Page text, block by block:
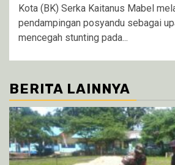
Kota (BK) Serka Kaitanus Mabel
pendampingan posyandu sebagai
mencegah stunting pada...
BERITA LAINNYA